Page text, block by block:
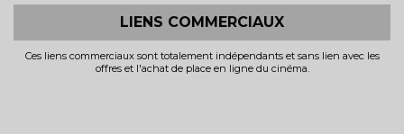
LIENS COMMERCIAUX
Ces liens commerciaux sont totalement indépendants et sans lien avec les
offres et l'achat de place en ligne du cinéma.